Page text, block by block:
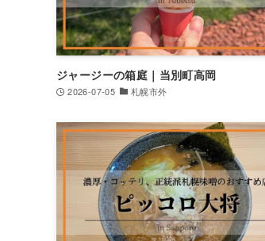
ジャージーの箱庭｜当別町高岡
2026-07-05 札幌市外